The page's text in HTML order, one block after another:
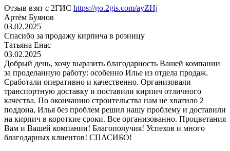
Отзыв взят с 2ГИС https://go.2gis.com/ayZHj
Артём Буянов
03.02.2025
Спасибо за продажу кирпича в розницу
Татьяна Енас
03.02.2025
Добрый день, хочу выразить благодарность Вашей компании
за проделанную работу: особенно Илье из отдела продаж.
Сработали оперативно и качественно. Организовали
транспортную доставку и поставили кирпич отличного
качества. По окончанию строительства нам не хватило 2
поддона, Илья без проблем решил нашу проблему и доставили
на кирпич в короткие сроки. Все организованно. Процветания
Вам и Вашей компании! Благополучия! Успехов и много
благодарных клиентов! СПАСИБО!